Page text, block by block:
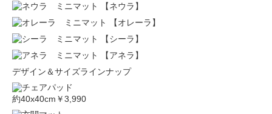
【ネウラ】
【オレーラ】
【シーラ】
【アネラ】
デザイン＆サイズラインナップ
約40x40cm ￥3,990